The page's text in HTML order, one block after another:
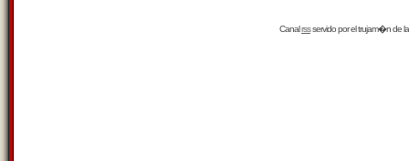
Canalrssservido por eltrujam�nde